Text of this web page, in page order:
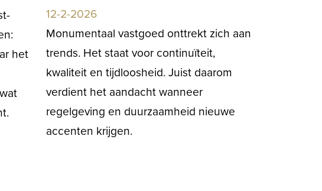
het
12-2-2026
Monumentaal vastgoed onttrekt zich aan
trends. Het staat voor continuïteit,
kwaliteit en tijdloosheid. Juist daarom
verdient het aandacht wanneer
regelgeving en duurzaamheid nieuwe
accenten krijgen.